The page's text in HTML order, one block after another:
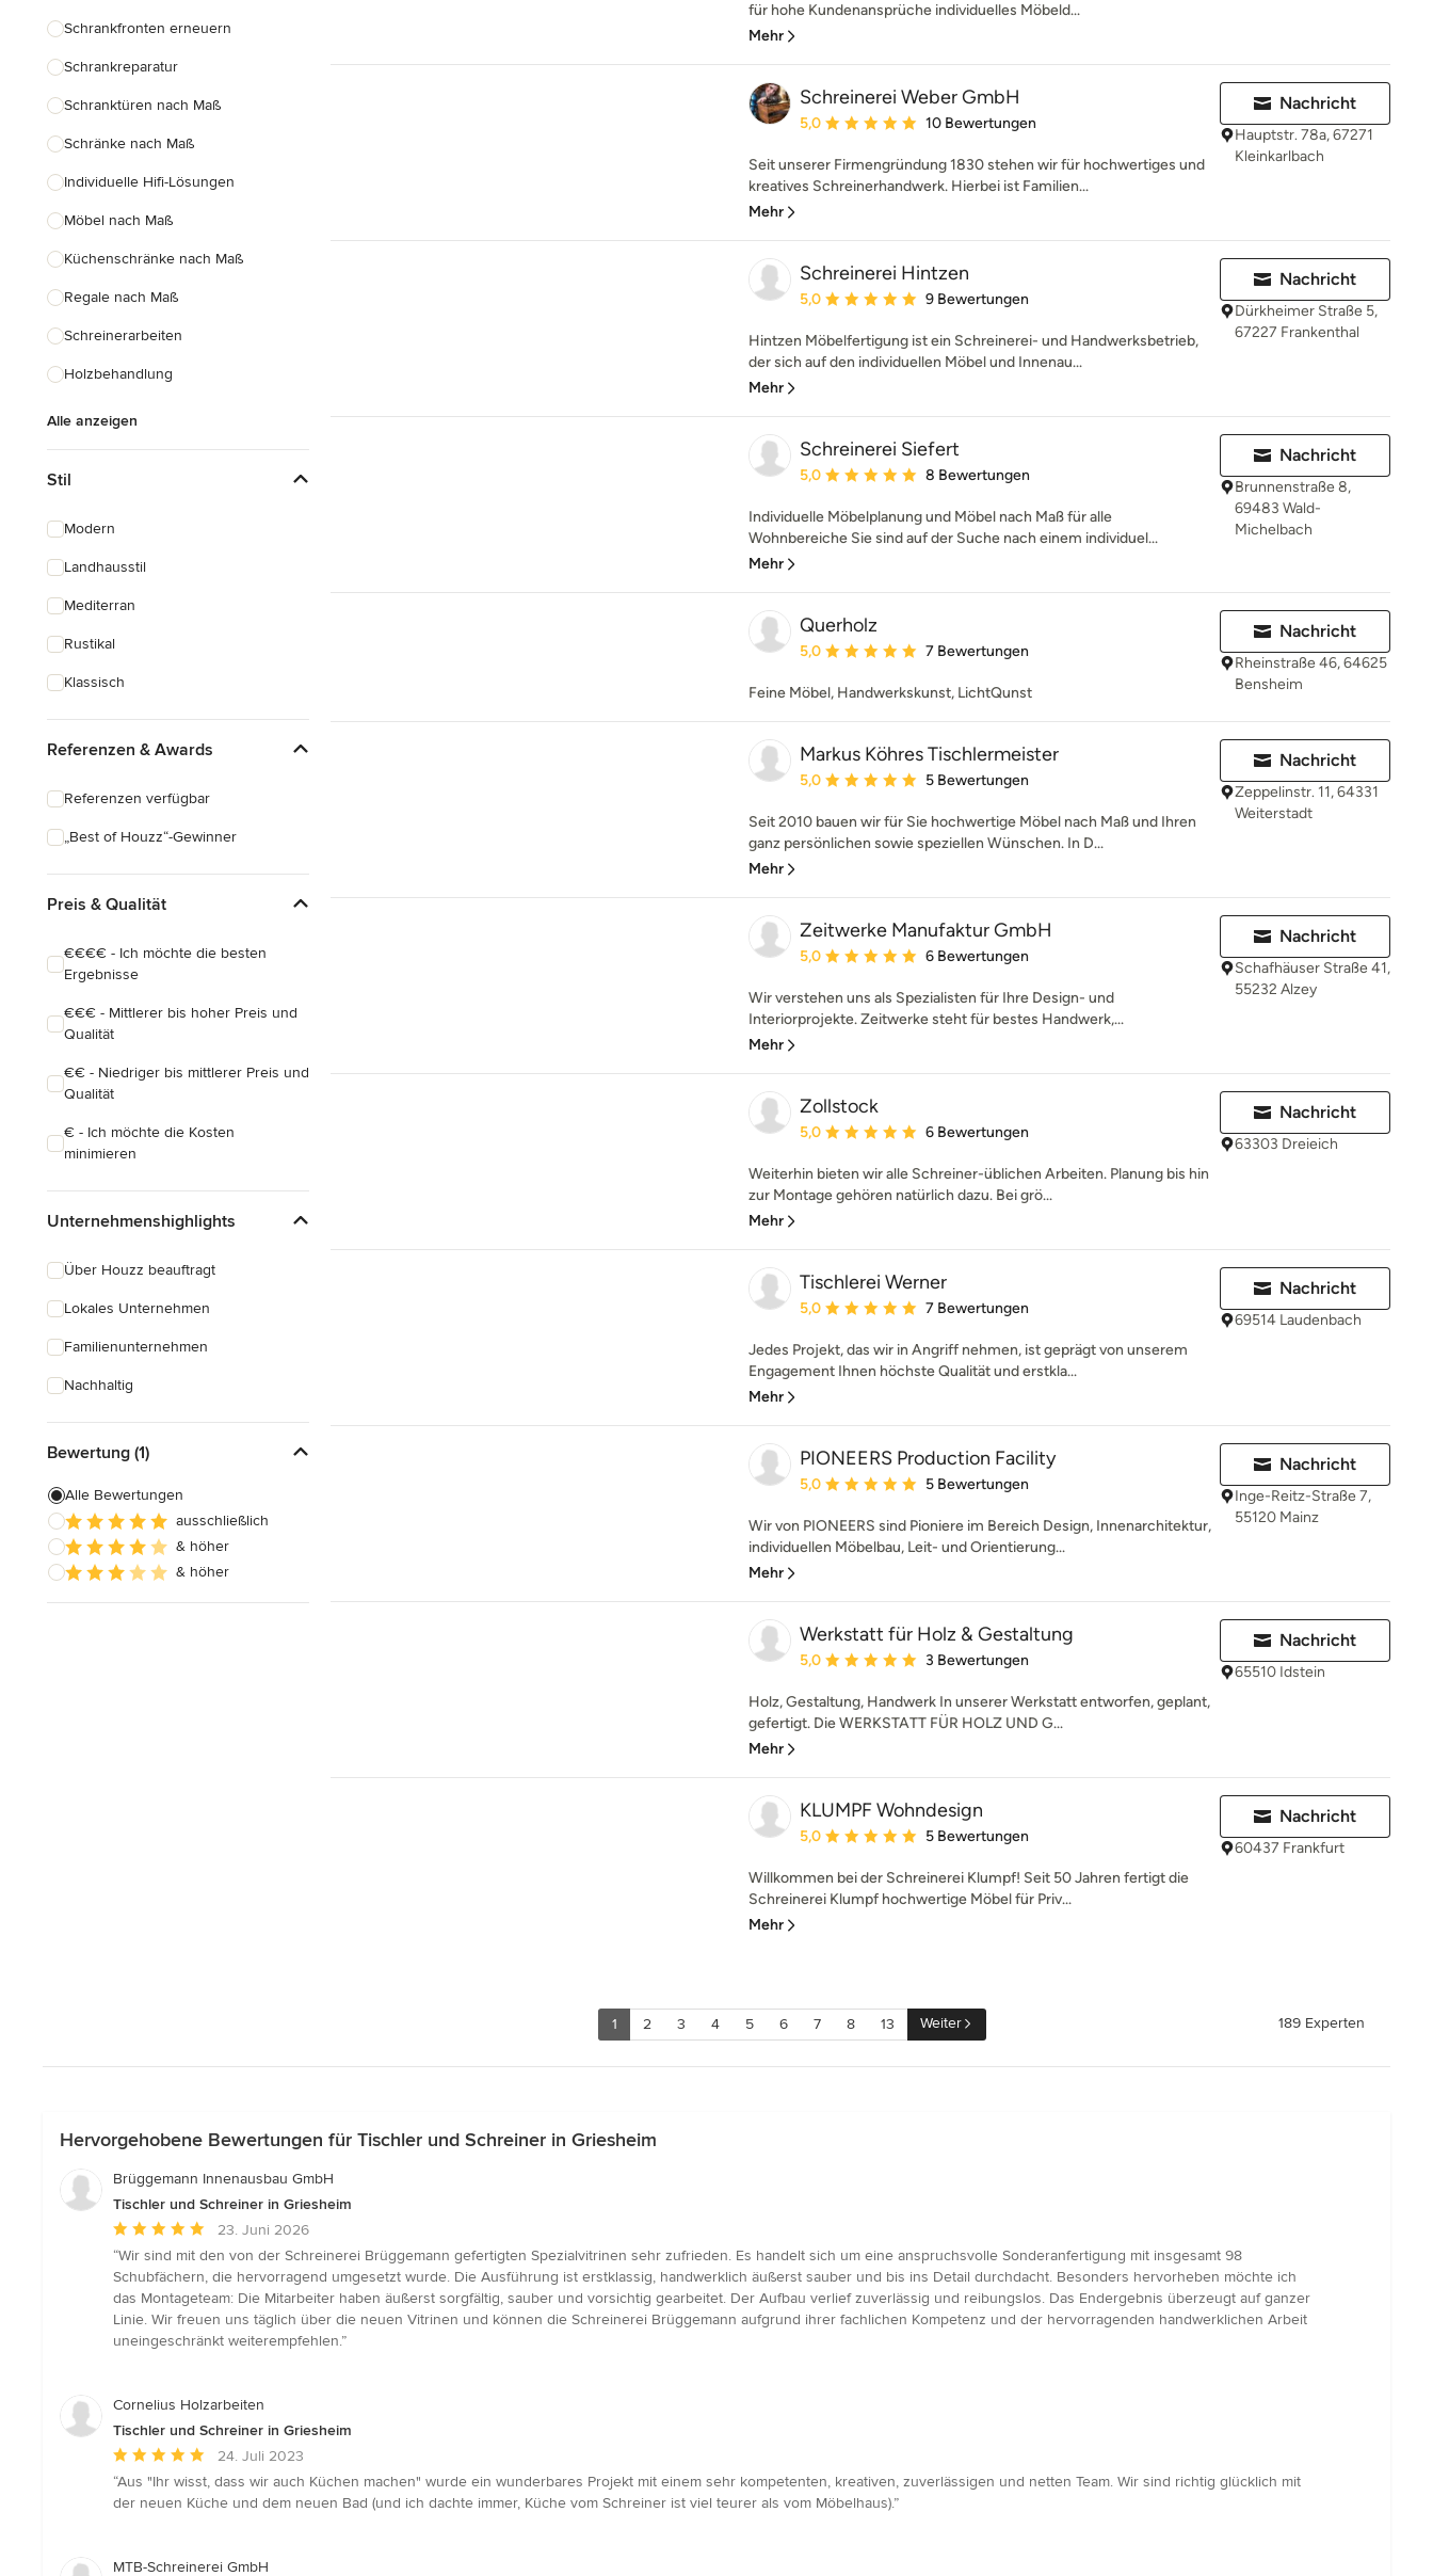
Schrankfronten erneuern
Schrankreparatur
Schranktüren nach Maß
Schränke nach Maß
Individuelle Hifi-Lösungen
Möbel nach Maß
Küchenschränke nach Maß
Regale nach Maß
Schreinerarbeiten
Holzbehandlung
Alle anzeigen
Stil
Modern
Landhausstil
Mediterran
Rustikal
Klassisch
Referenzen & Awards
Referenzen verfügbar
„Best of Houzz“-Gewinner
Preis & Qualität
€€€€ - Ich möchte die besten
Ergebnisse
€€€ - Mittlerer bis hoher Preis und
Qualität
€€ - Niedriger bis mittlerer Preis und
Qualität
€ - Ich möchte die Kosten
minimieren
Unternehmenshighlights
Über Houzz beauftragt
Lokales Unternehmen
Familienunternehmen
Nachhaltig
Bewertung (1)
Alle Bewertungen
ausschließlich
& höher
& höher
für hohe Kundenansprüche individuelles Möbeld...
Mehr
Schreinerei Weber GmbH
Durchschnittliche Bewertung: 5 von 5 Sternen
5,0 10 Bewertungen
Seit unserer Firmengründung 1830 stehen wir für hochwertiges und
kreatives Schreinerhandwerk. Hierbei ist Familien...
Mehr
Nachricht
Hauptstr. 78a, 67271
Kleinkarlbach
Schreinerei Hintzen
Durchschnittliche Bewertung: 5 von 5 Sternen
5,0 9 Bewertungen
Hintzen Möbelfertigung ist ein Schreinerei- und Handwerksbetrieb,
der sich auf den individuellen Möbel und Innenau...
Mehr
Nachricht
Dürkheimer Straße 5,
67227 Frankenthal
Schreinerei Siefert
Durchschnittliche Bewertung: 5 von 5 Sternen
5,0 8 Bewertungen
Individuelle Möbelplanung und Möbel nach Maß für alle
Wohnbereiche Sie sind auf der Suche nach einem individuel...
Mehr
Nachricht
Brunnenstraße 8,
69483 Wald-
Michelbach
Querholz
Durchschnittliche Bewertung: 5 von 5 Sternen
5,0 7 Bewertungen
Feine Möbel, Handwerkskunst, LichtQunst
Nachricht
Rheinstraße 46, 64625
Bensheim
Markus Köhres Tischlermeister
Durchschnittliche Bewertung: 5 von 5 Sternen
5,0 5 Bewertungen
Seit 2010 bauen wir für Sie hochwertige Möbel nach Maß und Ihren
ganz persönlichen sowie speziellen Wünschen. In D...
Mehr
Nachricht
Zeppelinstr. 11, 64331
Weiterstadt
Zeitwerke Manufaktur GmbH
Durchschnittliche Bewertung: 5 von 5 Sternen
5,0 6 Bewertungen
Wir verstehen uns als Spezialisten für Ihre Design- und
Interiorprojekte. Zeitwerke steht für bestes Handwerk,...
Mehr
Nachricht
Schafhäuser Straße 41,
55232 Alzey
Zollstock
Durchschnittliche Bewertung: 5 von 5 Sternen
5,0 6 Bewertungen
Weiterhin bieten wir alle Schreiner-üblichen Arbeiten. Planung bis hin
zur Montage gehören natürlich dazu. Bei grö...
Mehr
Nachricht
63303 Dreieich
Tischlerei Werner
Durchschnittliche Bewertung: 5 von 5 Sternen
5,0 7 Bewertungen
Jedes Projekt, das wir in Angriff nehmen, ist geprägt von unserem
Engagement Ihnen höchste Qualität und erstkla...
Mehr
Nachricht
69514 Laudenbach
PIONEERS Production Facility
Durchschnittliche Bewertung: 5 von 5 Sternen
5,0 5 Bewertungen
Wir von PIONEERS sind Pioniere im Bereich Design, Innenarchitektur,
individuellen Möbelbau, Leit- und Orientierung...
Mehr
Nachricht
Inge-Reitz-Straße 7,
55120 Mainz
Werkstatt für Holz & Gestaltung
Durchschnittliche Bewertung: 5 von 5 Sternen
5,0 3 Bewertungen
Holz, Gestaltung, Handwerk In unserer Werkstatt entworfen, geplant,
gefertigt. Die WERKSTATT FÜR HOLZ UND G...
Mehr
Nachricht
65510 Idstein
KLUMPF Wohndesign
Durchschnittliche Bewertung: 5 von 5 Sternen
5,0 5 Bewertungen
Willkommen bei der Schreinerei Klumpf! Seit 50 Jahren fertigt die
Schreinerei Klumpf hochwertige Möbel für Priv...
Mehr
Nachricht
60437 Frankfurt
1 2 3 4 5 6 7 8 13 Weiter 189 Experten
Hervorgehobene Bewertungen für Tischler und Schreiner in Griesheim
Brüggemann Innenausbau GmbH
Tischler und Schreiner in Griesheim
Durchschnittliche
Bewertung:
5
von
5
Sternen
23. Juni 2026
“Wir sind mit den von der Schreinerei Brüggemann gefertigten Spezialvitrinen sehr zufrieden. Es handelt sich um eine anspruchsvolle Sonderanfertigung mit insgesamt 98
Schubfächern, die hervorragend umgesetzt wurde. Die Ausführung ist erstklassig, handwerklich äußerst sauber und bis ins Detail durchdacht. Besonders hervorheben möchte ich
das Montageteam: Die Mitarbeiter haben äußerst sorgfältig, sauber und vorsichtig gearbeitet. Der Aufbau verlief zuverlässig und reibungslos. Das Endergebnis überzeugt auf ganzer
Linie. Wir freuen uns täglich über die neuen Vitrinen und können die Schreinerei Brüggemann aufgrund ihrer fachlichen Kompetenz und der hervorragenden handwerklichen Arbeit
uneingeschränkt weiterempfehlen.”
Cornelius Holzarbeiten
Tischler und Schreiner in Griesheim
Durchschnittliche
Bewertung:
5
Sternen
24. Juli 2023
“Aus "Ihr wisst, dass wir auch Küchen machen" wurde ein wunderbares Projekt mit einem sehr kompetenten, kreativen, zuverlässigen und netten Team. Wir sind richtig glücklich mit
der neuen Küche und dem neuen Bad (und ich dachte immer, Küche vom Schreiner ist viel teurer als vom Möbelhaus).”
MTB-Schreinerei GmbH